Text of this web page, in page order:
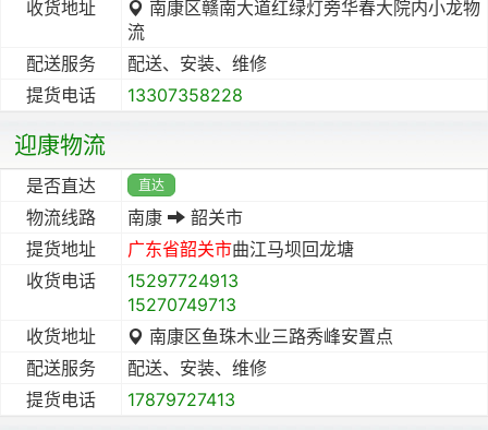
收货地址
南康区赣南大道红绿灯旁华春大院内小龙物
流
配送服务
配送、安装、维修
提货电话
13307358228
迎康物流
是否直达 直达
物流线路 南康
韶关市
提货地址
广东省韶关市曲江马坝回龙塘
收货电话
15297724913
15270749713
收货地址
南康区鱼珠木业三路秀峰安置点
配送服务
配送、安装、维修
提货电话
17879727413